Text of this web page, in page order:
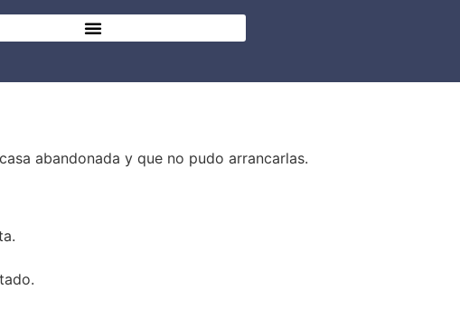
abandonada y que no pudo arrancarlas.